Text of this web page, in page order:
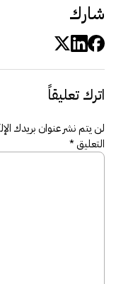
شارك
اترك تعليقاً
لن يتم نشر عنوان بريدك
التعليق*